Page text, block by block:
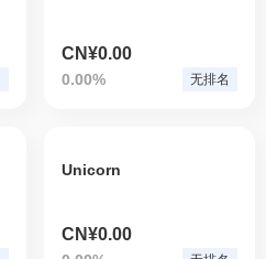
CN¥0.00
0.00% 无排名
Unicorn
CN¥0.00